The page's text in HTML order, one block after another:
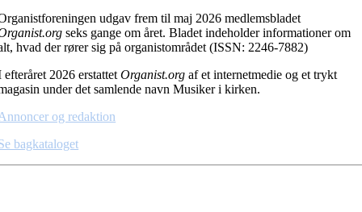
udgav frem til maj 2026 medlemsbladet
seks gange om året. Bladet indeholder informationer om
hvad der rører sig på organistområdet (ISSN: 2246-7882)
efteråret 2026 erstattetOrganist.org af et internetmedie og et trykt
under det samlende navn Musiker i kirken.
og redaktion
bagkataloget